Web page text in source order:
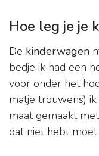
Hoe leg je je
De kinderwagen
bedje ik had een
voor onder het
matje trouwens)
maat gemaakt
dat niet hebt